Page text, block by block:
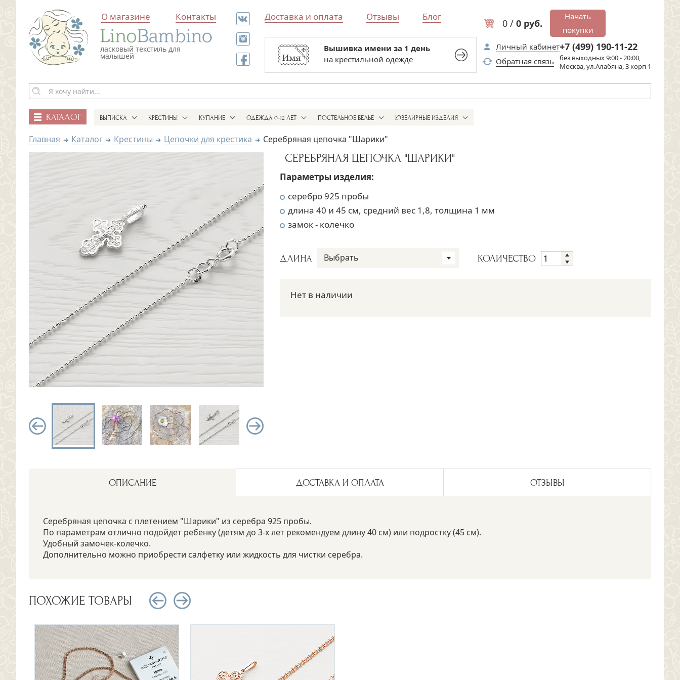
ласковый текстиль для
малышей
О магазине Контакты Доставка и оплата Отзывы Блог
0 / 0 руб.
Начать
покупки
Все для выписки и крестин
в одном магазине
Вышивка имени за 1 день
на крестильной одежде
Личный кабинет
Обратная связь
+7 (499) 190-11-22
без выходных 9:00 - 20:00,
Москва, ул.Алабяна, 3 корп 1
КАТАЛОГ ВЫПИСКА КРЕСТИНЫ КУПАНИЕ ОДЕЖДА 0-12 ЛЕТ ПОСТЕЛЬНОЕ БЕЛЬЕ ЮВЕЛИРНЫЕ ИЗДЕЛИЯ
Главная Каталог Крестины Цепочки для крестика Серебряная цепочка "Шарики"
СЕРЕБРЯНАЯ ЦЕПОЧКА "ШАРИКИ"
Параметры изделия:
серебро 925 пробы
длина 40 и 45 см, средний вес 1,8, толщина 1 мм
замок - колечко
ДЛИНА Выбрать КОЛИЧЕСТВО
Нет в наличии
ОПИСАНИЕ ДОСТАВКА И ОПЛАТА ОТЗЫВЫ
Серебряная цепочка с плетением "Шарики" из серебра 925 пробы.
По параметрам отлично подойдет ребенку (детям до 3-х лет рекомендуем длину 40 см) или подростку (45 см).
Удобный замочек-колечко.
Дополнительно можно приобрести салфетку или жидкость для чистки серебра.
ПОХОЖИЕ ТОВАРЫ